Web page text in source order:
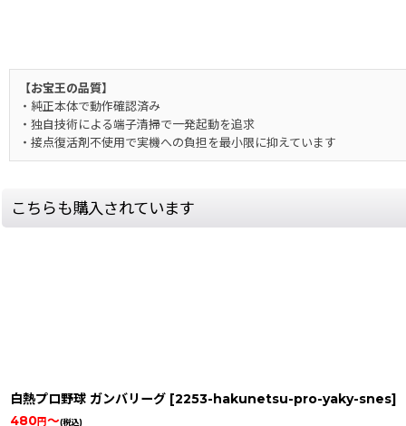
【お宝王の品質】
・純正本体で動作確認済み
・独自技術による端子清掃で一発起動を追求
・接点復活剤不使用で実機への負担を最小限に抑えています
こちらも購入されています
白熱プロ野球 ガンバリーグ [2253-hakunetsu-pro-yaky-snes]
480円～(税込)